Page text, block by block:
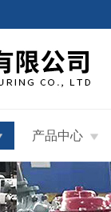
产品中心